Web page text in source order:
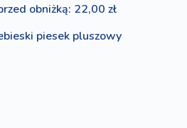
obniżką: 22,00 zł
piesek pluszowy